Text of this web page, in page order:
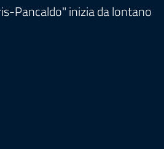
Pancaldo" inizia da lontano